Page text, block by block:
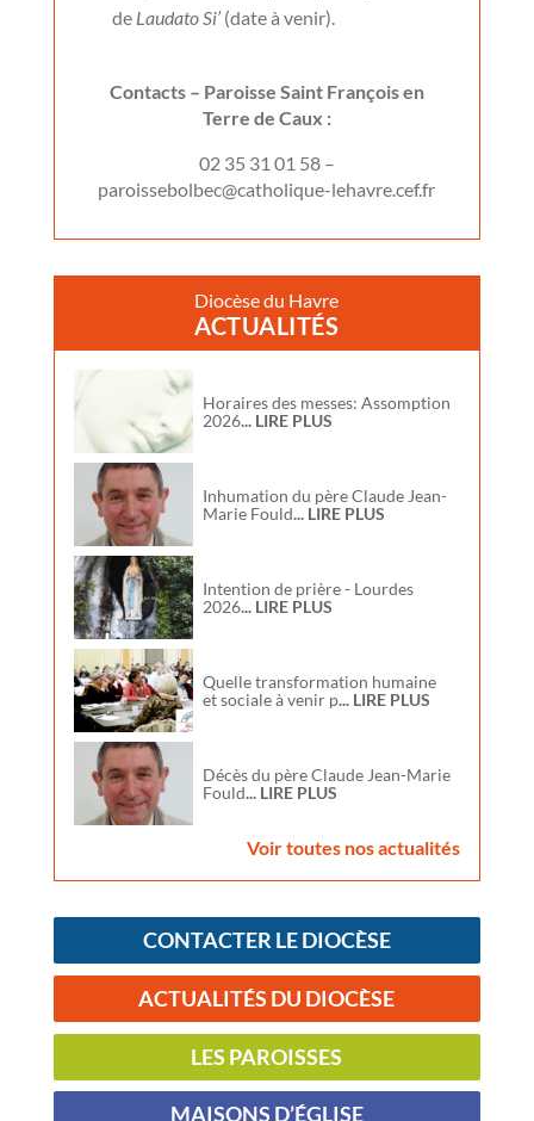
de Laudato Si’(date à venir).
Contacts – Paroisse Saint François en
Terre de Caux :
02 35 31 01 58 –
paroissebolbec@catholique-lehavre.cef.fr
Diocèse du Havre
ACTUALITÉS
Horaires des messes: Assomption
2026... LIRE PLUS
Inhumation du père Claude Jean-
Marie Fould... LIRE PLUS
Intention de prière - Lourdes
2026... LIRE PLUS
Quelle transformation humaine
et sociale à venir p... LIRE PLUS
Décès du père Claude Jean-Marie
Fould... LIRE PLUS
Voir toutes nos actualités
CONTACTER LE DIOCÈSE
ACTUALITÉS DU DIOCÈSE
LES PAROISSES
MAISONS D’ÉGLISE